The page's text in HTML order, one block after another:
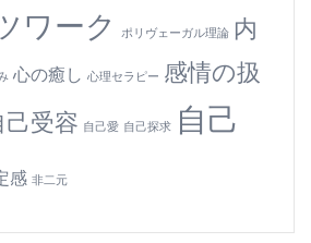
ワーク ポリヴェーガル理論 内
心の癒し 心理セラピー 感情の扱
己受容 自己愛 自己探求
自己
感 非二元